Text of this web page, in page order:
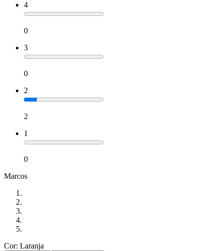
4
0
3
0
2
2
1
0
Marcos
Cor: Laranja